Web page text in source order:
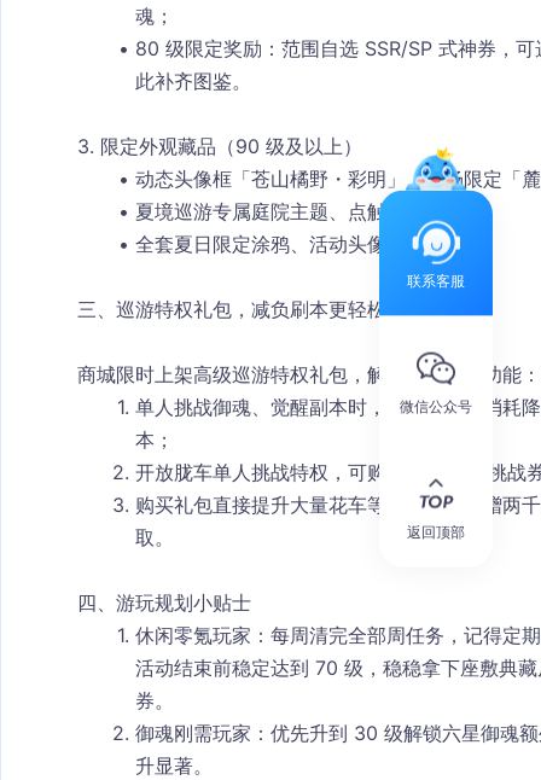
魂；
80 级限定奖励： 范围自选 SSR/SP 式神券 ，
此补齐图鉴。
3. 限定外观藏品（90 级及以上）
动态头像框「苍山橘野・彩明」、返场限定「
夏境巡游专属庭院主题、点触、名染；
全套夏日限定涂鸦、活动头像、聊天背景。
三、巡游特权礼包，减负刷本更轻松
商城限时上架高级巡游特权礼包，解锁专属便利功能：
单人挑战御魂、觉醒副本时，体力、樱饼消耗
本；
开放胧车单人挑战特权，可购买胧车 5 倍挑战
购买礼包直接提升大量花车等级，额外附赠两
取。
四、游玩规划小贴士
休闲零氪玩家 ：每周清完全部周任务，记得定
活动结束前稳定达到 70 级，稳稳拿下座敷典
券。
御魂刚需玩家 ：优先升到 30 级解锁六星御魂
升显著。
联系客服
微信公众号
返回顶部